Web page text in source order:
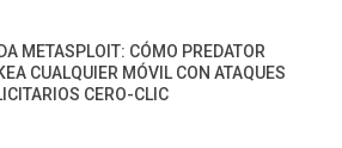
METASPLOIT: CÓMO PREDATOR
CUALQUIER MÓVIL CON ATAQUES
CERO-CLIC